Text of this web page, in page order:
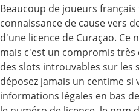
Beaucoup de joueurs
connaissance de cause vers
d'une licence de Curaçao. Ce
mais c'est un compromis
des slots introuvables sur les
déposez jamais un centime si
informations légales en bas